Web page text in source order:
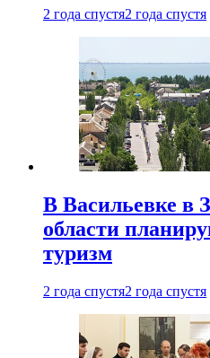
2 года спустя2 года спустя
В Васильевке в
области
туризм
2 года спустя2 года спустя